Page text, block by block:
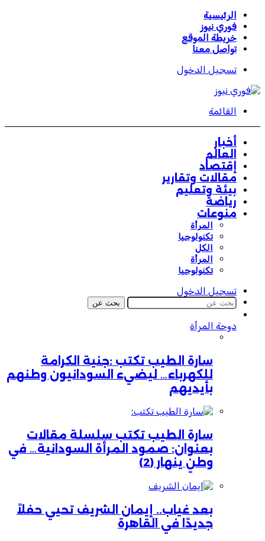
الرئيسية
فوري نيوز
خريطة الموقع
تواصل معنا
تسجيل الدخول
القائمة
أخبار
العالم
إقتصاد
مقالات وتقارير
بيئة وتعليم
رياضة
منوعات
المرأة
تكنولوجيا
الكل
المرأة
تكنولوجيا
تسجيل الدخول
بحث عن
دوحة المرأة
سارة الطيب تكتب :جنية الكرامة
للكهرباء… ليضيء السودانيون وطنهم
بأيديهم
سارة الطيب تكتب سلسلة مقالات
بعنوان: صمود المرأة السودانية… في
وطنٍ ينهار (2)
بعد غياب.. إيمان الشريف تحيي حفلاً
جديدًا في القاهرة